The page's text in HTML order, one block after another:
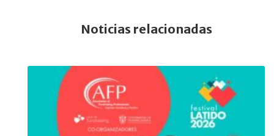
Noticias relacionadas